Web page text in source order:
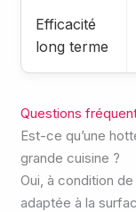
Efficacité
long terme
Questions
Est-ce qu’une
grande cuisine ?
Oui, à condition
adaptée à la